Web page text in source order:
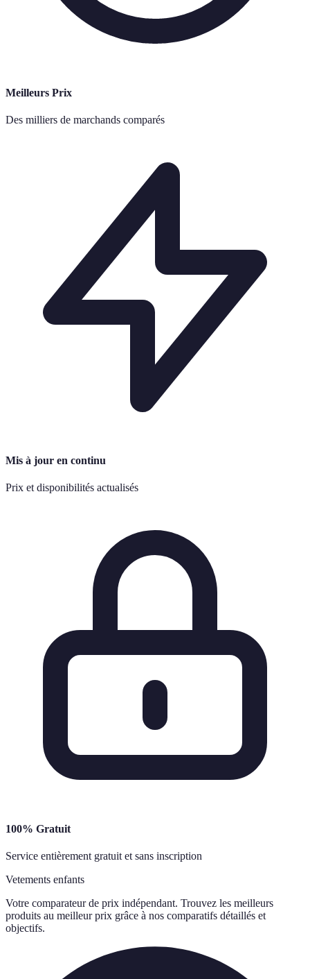
Meilleurs Prix
Des milliers de marchands comparés
Mis à jour en continu
Prix et disponibilités actualisés
100% Gratuit
Service entièrement gratuit et sans inscription
Vetements enfants
Votre comparateur de prix indépendant. Trouvez les meilleurs
produits au meilleur prix grâce à nos comparatifs détaillés et
objectifs.